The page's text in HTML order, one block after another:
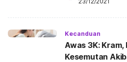
Kecanduan
Awas 3K: Kram,
Kesemutan